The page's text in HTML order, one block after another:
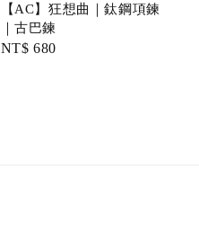
【AC】狂想曲｜鈦鋼項鍊
｜古巴鍊
Regular
NT$ 680